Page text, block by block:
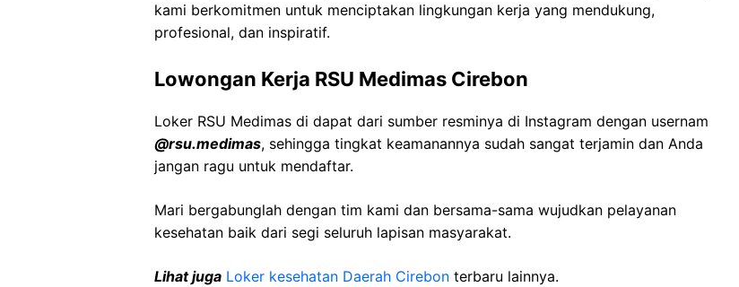
kami berkomitmen untuk menciptakan lingkungan kerja yang mendukung,
profesional, dan inspiratif.
Lowongan Kerja RSU Medimas Cirebon
Loker RSU Medimas di dapat dari sumber resminya di Instagram dengan usernam
@rsu.medimas, sehingga tingkat keamanannya sudah sangat terjamin dan Anda
jangan ragu untuk mendaftar.
Mari bergabunglah dengan tim kami dan bersama-sama wujudkan pelayanan
kesehatan baik dari segi seluruh lapisan masyarakat.
Lihat juga Loker kesehatan Daerah Cirebon terbaru lainnya.